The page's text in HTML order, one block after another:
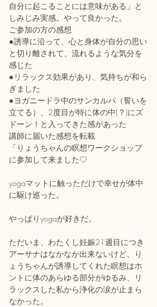
自分に起こることには意味がある」と
しみじみ実感。やって良かった。
ご参加の方の感想
●誘導に沿って、心と身体が自分の思い
と切り離されて、流れるような気分を
感じた
●リラックス効果があり、気持ちが和ら
ぎました
●ヨガニードラ中のサンカルパ（誓いを
立てる）、2度目が特に体の中(？)にズ
ドーン！と入ってきた感があった
講師に届いた感想を転載
「りょうちゃんの瞑想ワークショップ
に参加して来ました♡
yogaマットに触っただけで幸せが体中
に駆け巡った。
やっぱりyogaが好きだ。
ただいま、わたくし妊娠21週目につき
アーサナはなかなか出来ないけど、り
ょうちゃんが誘導してくれた瞑想はホ
ントに体のあらゆる部分がゆるみ、リ
ラックスした私から浄化の涙が止まら
なかった。